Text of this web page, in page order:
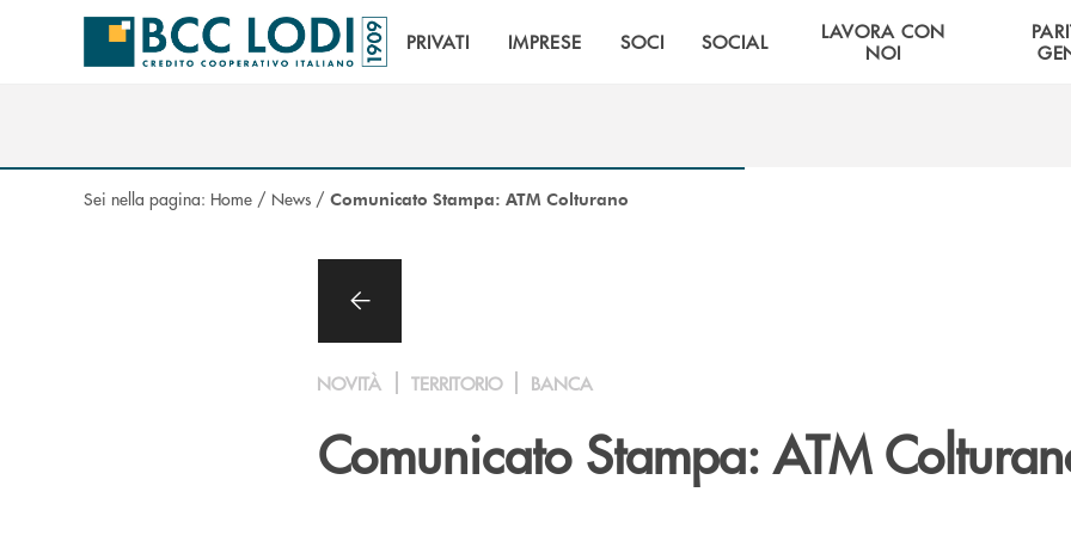
Salta al contenuto principale
PRIVATI IMPRESE SOCI SOCIAL
LAVORA CON
NOI
Sei nella pagina: Home / News / Comunicato Stampa: ATM Colturano
NOVITÀ TERRITORIO BANCA
Comunicato Stampa: ATM